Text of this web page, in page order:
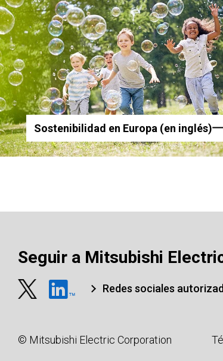
Sostenibilidad en Europa (en inglés)
Seguir a Mitsubishi
Redes sociales
© Mitsubishi Electric Corporation